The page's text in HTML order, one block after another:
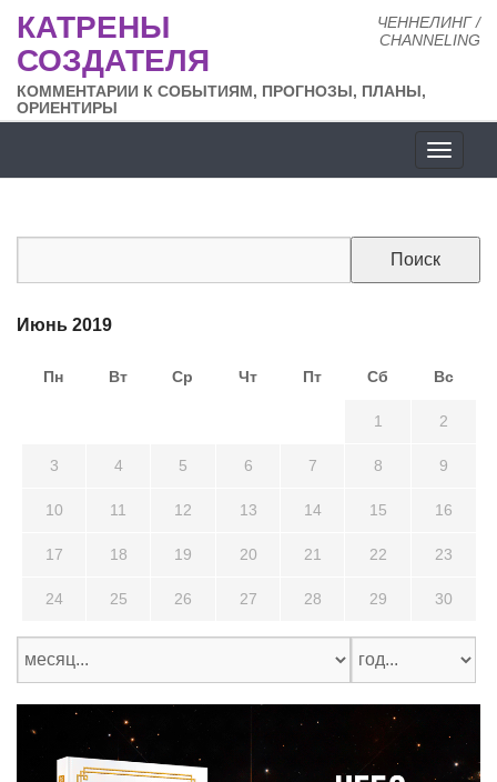
ЧЕННЕЛИНГ /
CHANNELING
КАТРЕНЫ
СОЗДАТЕЛЯ
КОММЕНТАРИИ К СОБЫТИЯМ, ПРОГНОЗЫ, ПЛАНЫ,
ОРИЕНТИРЫ
сайта
Июнь 2019
Пн Вт Ср Чт Пт Сб Вс
1 2
3 4 5 6 7 8 9
10 11 12 13 14 15 16
17 18 19 20 21 22 23
24 25 26 27 28 29 30